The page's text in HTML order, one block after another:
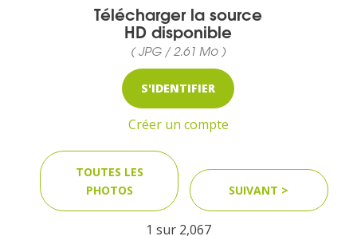
Photothèque
Documents
Top
Télécharger la source
HD disponible
( JPG / 2.61 Mo )
S'IDENTIFIER
Créer un compte
TOUTES LES
PHOTOS
SUIVANT >
1 sur 2,067